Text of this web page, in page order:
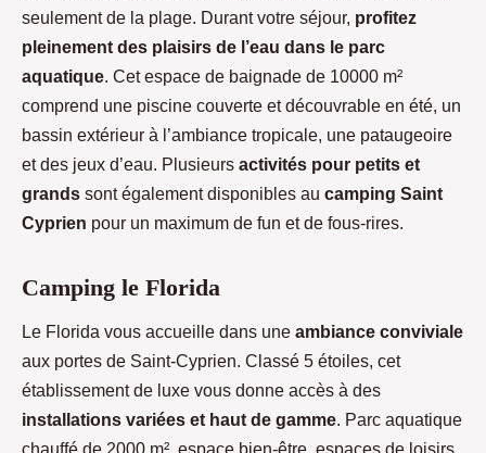
seulement de la plage. Durant votre séjour, profitez
pleinement des plaisirs de l’eau dans le parc
aquatique. Cet espace de baignade de 10000 m²
comprend une piscine couverte et découvrable en été, un
bassin extérieur à l’ambiance tropicale, une pataugeoire
et des jeux d’eau. Plusieurs activités pour petits et
grands sont également disponibles au camping Saint
Cyprien pour un maximum de fun et de fous-rires.
Camping le Florida
Le Florida vous accueille dans une ambiance conviviale
aux portes de Saint-Cyprien. Classé 5 étoiles, cet
établissement de luxe vous donne accès à des
installations variées et haut de gamme. Parc aquatique
chauffé de 2000 m², espace bien-être, espaces de loisirs,